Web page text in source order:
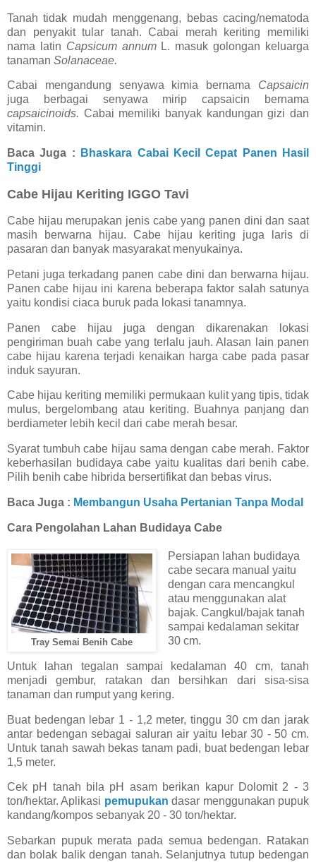
Tanah tidak mudah menggenang, bebas cacing/nematoda
dan penyakit tular tanah. Cabai merah keriting memiliki
nama latin Capsicum annum L. masuk golongan keluarga
tanaman Solanaceae.
Cabai mengandung senyawa kimia bernama Capsaicin
juga berbagai senyawa mirip capsaicin bernama
capsaicinoids. Cabai memiliki banyak kandungan gizi dan
vitamin.
Baca Juga : Bhaskara Cabai Kecil Cepat Panen Hasil
Tinggi
Cabe Hijau Keriting IGGO Tavi
Cabe hijau merupakan jenis cabe yang panen dini dan saat
masih berwarna hijau. Cabe hijau keriting juga laris di
pasaran dan banyak masyarakat menyukainya.
Petani juga terkadang panen cabe dini dan berwarna hijau.
Panen cabe hijau ini karena beberapa faktor salah satunya
yaitu kondisi ciaca buruk pada lokasi tanamnya.
Panen cabe hijau juga dengan dikarenakan lokasi
pengiriman buah cabe yang terlalu jauh. Alasan lain panen
cabe hijau karena terjadi kenaikan harga cabe pada pasar
induk sayuran.
Cabe hijau keriting memiliki permukaan kulit yang tipis, tidak
mulus, bergelombang atau keriting. Buahnya panjang dan
berdiameter lebih kecil dari cabe merah besar.
Syarat tumbuh cabe hijau sama dengan cabe merah. Faktor
keberhasilan budidaya cabe yaitu kualitas dari benih cabe.
Pilih benih cabe hibrida bersertifikat dan bebas virus.
Baca Juga : Membangun Usaha Pertanian Tanpa Modal
Cara Pengolahan Lahan Budidaya Cabe
Tray Semai Benih Cabe
Persiapan lahan budidaya
cabe secara manual yaitu
dengan cara mencangkul
atau menggunakan alat
bajak. Cangkul/bajak tanah
sampai kedalaman sekitar
30 cm.
Untuk lahan tegalan sampai kedalaman 40 cm, tanah
menjadi gembur, ratakan dan bersihkan dari sisa-sisa
tanaman dan rumput yang kering.
Buat bedengan lebar 1 - 1,2 meter, tinggu 30 cm dan jarak
antar bedengan sebagai saluran air yaitu lebar 30 - 50 cm.
Untuk tanah sawah bekas tanam padi, buat bedengan lebar
1,5 meter.
Cek pH tanah bila pH asam berikan kapur Dolomit 2 - 3
ton/hektar. Aplikasi pemupukan dasar menggunakan pupuk
kandang/kompos sebanyak 20 - 30 ton/hektar.
Sebarkan pupuk merata pada semua bedengan. Ratakan
dan bolak balik dengan tanah. Selanjutnya tutup bedengan